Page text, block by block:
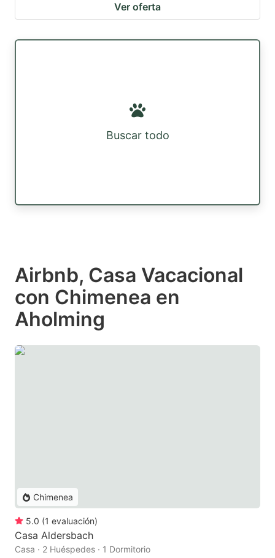
Ver oferta
Buscar todo
Airbnb, Casa Vacacional
con Chimenea en
Aholming
Chimenea
5.0 (1 evaluación)
Casa Aldersbach
Casa · 2 Huéspedes · 1 Dormitorio